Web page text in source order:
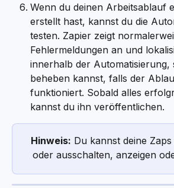
Wenn du deinen Arbeitsablauf
erstellt hast, kannst du die
testen. Zapier zeigt
Fehlermeldungen an und
innerhalb der Automatisierung,
beheben kannst, falls der
funktioniert. Sobald alles
kannst du ihn veröffentlichen.
Hinweis: Du kannst deine
oder ausschalten, anzeigen